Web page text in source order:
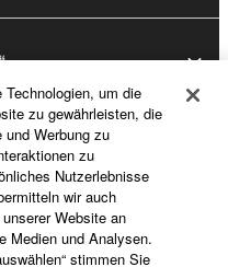
Technologien, um die
zu gewährleisten, die
und Werbung zu
zu
Nutzerlebnisse
wir auch
Website an
Medien und Analysen.
stimmen Sie